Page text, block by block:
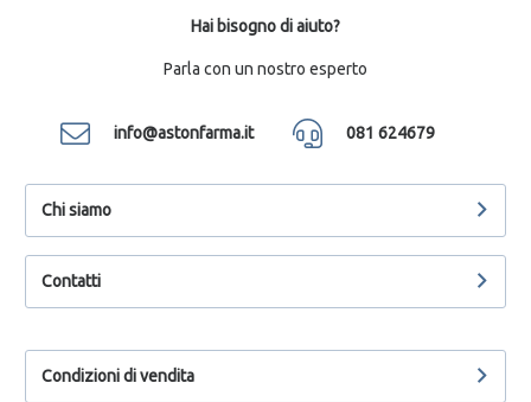
Hai bisogno di aiuto?
Parla con un nostro esperto
info@astonfarma.it 081 624679
Chi siamo
Contatti
Condizioni di vendita